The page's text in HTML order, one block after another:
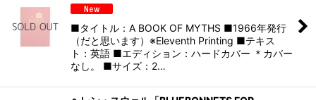
■タイトル：A BOOK OF MYTHS ■1966年発行
（だと思います）※Eleventh Printing ■テキス
ト：英語 ■エディション：ハードカバー ＊カバー
なし。 ■サイズ：2…